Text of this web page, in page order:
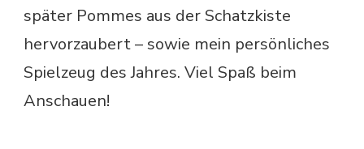
später Pommes aus der Schatzkiste
hervorzaubert – sowie mein persönliches
Spielzeug des Jahres. Viel Spaß beim
Anschauen!